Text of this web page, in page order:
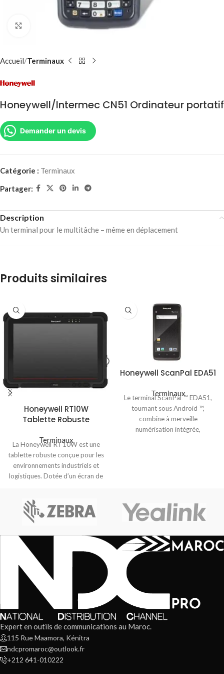
Accueil Terminaux
Honeywell/Intermec CN51 Ordinateur portatif
Demander un devis
Catégorie : Terminaux
Partager:
Description
Un terminal pour le multitâche – même en déplacement
Produits similaires
Honeywell RT10W
Tablette Robuste
Terminaux
La Honeywell RT10W est une
tablette robuste conçue pour les
environnements industriels et
logistiques. Dotée d’un écran de
Honeywell ScanPal EDA51
Terminaux
Le terminal ScanPal ™ EDA51,
tournant sous Android ™,
combine à merveille
numérisation intégrée,
Expert en outils de communications au Maroc.
115 Rue Maamora, Kénitra
ndcpromaroc@outlook.fr
+212 641-010222